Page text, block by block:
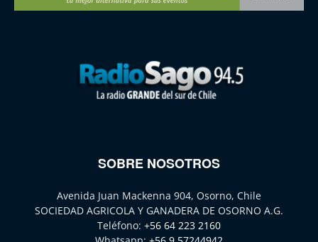
SOBRE NOSOTROS
Avenida Juan Mackenna 904, Osorno, Chile
SOCIEDAD AGRICOLA Y GANADERA DE OSORNO A.G.
Teléfono: +56 64 223 2160